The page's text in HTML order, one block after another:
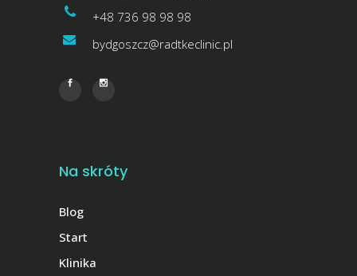
+48 736 98 98 98
bydgoszcz@radtkeclinic.pl
Na skróty
Blog
Start
Klinika